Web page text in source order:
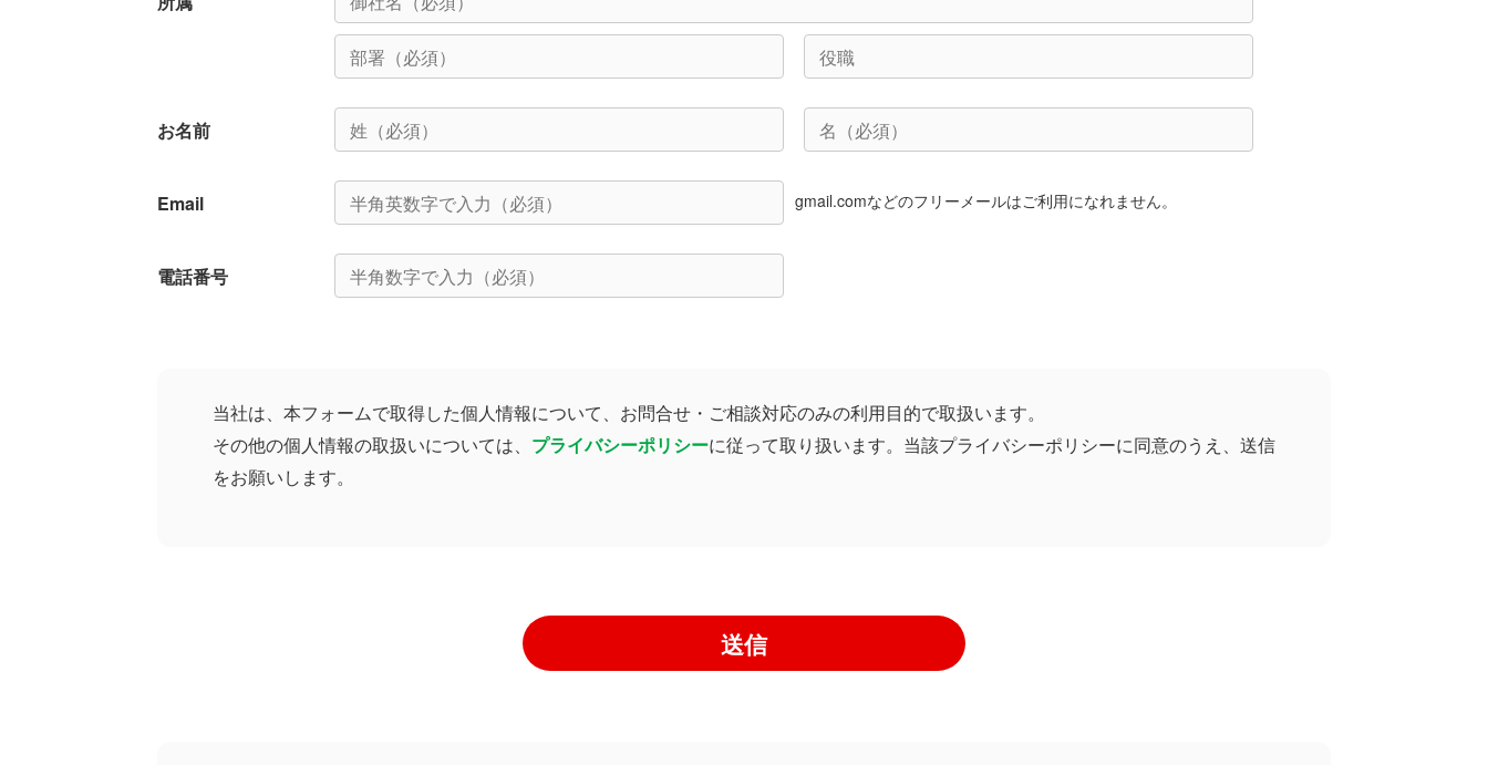
お名前
Email gmail.comなどのフリーメールはご利用になれません。
電話番号
当社は、本フォームで取得した個人情報について、お問合せ・ご相談対応のみの利用目的で取扱います。
その他の個人情報の取扱いについては、 プライバシーポリシーに従って取り扱います。当該プライバシーポリシーに同意のうえ、送信
をお願いします。
送信